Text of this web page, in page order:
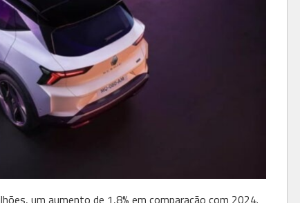
um aumento de 1,8% em comparação com 2024.